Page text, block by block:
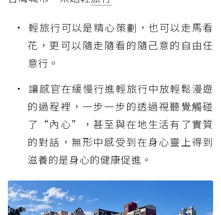
輕旅行可以是精心策劃，也可以走馬看
花，更可以隨走隨看的隨己意的自由任
意行。
讓感官在緩慢行進輕旅行中放輕鬆漫遊
的過程裡，一步一步的透過視聽覺觸碰
了“內心”，甚至與在地生活有了實質
的對話，無形中感受到在身心靈上得到
滋養的是身心的健康促進。